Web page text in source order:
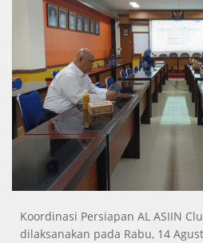
Koordinasi Persiapan AL ASIIN
dilaksanakan pada Rabu, 14